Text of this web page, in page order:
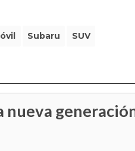
Subaru SUV
nueva